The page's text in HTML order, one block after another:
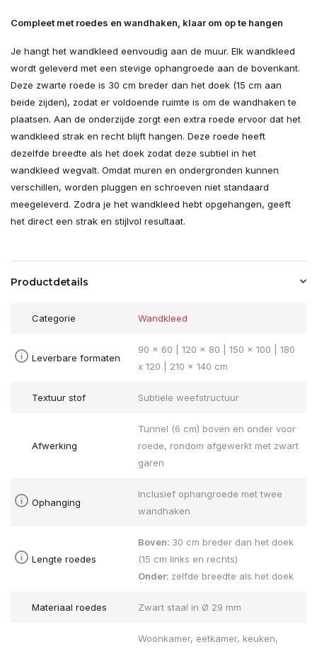
Compleet met roedes en wandhaken, klaar om op te hangen
Je hangt het wandkleed eenvoudig aan de muur. Elk wandkleed
wordt geleverd met een stevige ophangroede aan de bovenkant.
Deze zwarte roede is 30 cm breder dan het doek (15 cm aan
beide zijden), zodat er voldoende ruimte is om de wandhaken te
plaatsen. Aan de onderzijde zorgt een extra roede ervoor dat het
wandkleed strak en recht blijft hangen. Deze roede heeft
dezelfde breedte als het doek zodat deze subtiel in het
wandkleed wegvalt. Omdat muren en ondergronden kunnen
verschillen, worden pluggen en schroeven niet standaard
meegeleverd. Zodra je het wandkleed hebt opgehangen, geeft
het direct een strak en stijlvol resultaat.
Productdetails
Categorie Wandkleed
Leverbare formaten
90 x 60 | 120 x 80 | 150 x 100 | 180
x 120 | 210 x 140 cm
Textuur stof Subtiele weefstructuur
Afwerking
Tunnel (6 cm) boven en onder voor
roede, rondom afgewerkt met zwart
garen
Ophanging
Inclusief ophangroede met twee
wandhaken
Lengte roedes
Boven: 30 cm breder dan het doek
(15 cm links en rechts)
Onder: zelfde breedte als het doek
Materiaal roedes Zwart staal in Ø 29 mm
Woonkamer, eetkamer, keuken,